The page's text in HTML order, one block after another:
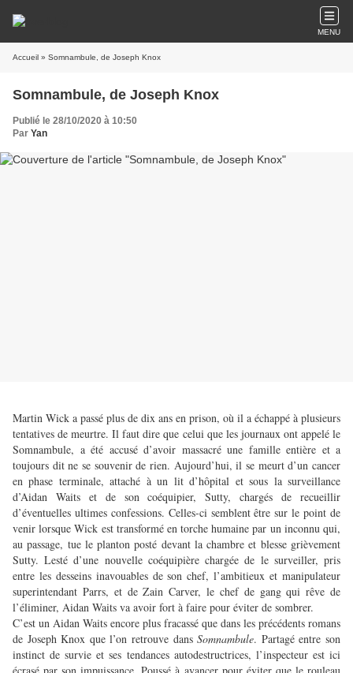
MENU
Accueil » Somnambule, de Joseph Knox
Somnambule, de Joseph Knox
Publié le 28/10/2020 à 10:50
Par Yan
Martin Wick a passé plus de dix ans en prison, où il a échappé à plusieurs
tentatives de meurtre. Il faut dire que celui que les journaux ont appelé le
Somnambule, a été accusé d’avoir massacré une famille entière et a
toujours dit ne se souvenir de rien. Aujourd’hui, il se meurt d’un cancer
en phase terminale, attaché à un lit d’hôpital et sous la surveillance
d’Aidan Waits et de son coéquipier, Sutty, chargés de recueillir
d’éventuelles ultimes confessions. Celles-ci semblent être sur le point de
venir lorsque Wick est transformé en torche humaine par un inconnu qui,
au passage, tue le planton posté devant la chambre et blesse grièvement
Sutty. Lesté d’une nouvelle coéquipière chargée de le surveiller, pris
entre les desseins inavouables de son chef, l’ambitieux et manipulateur
superintendant Parrs, et de Zain Carver, le chef de gang qui rêve de
l’éliminer, Aidan Waits va avoir fort à faire pour éviter de sombrer.
C’est un Aidan Waits encore plus fracassé que dans les précédents romans
de Joseph Knox que l’on retrouve dansSomnambule. Partagé entre son
instinct de survie et ses tendances autodestructrices, l’inspecteur est ici